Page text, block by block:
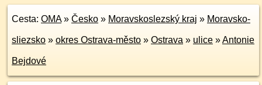
Cesta: OMA» Česko » Moravskoslezský kraj » Moravsko-
sliezsko » okres Ostrava-město » Ostrava » ulice »Antonie
Bejdové